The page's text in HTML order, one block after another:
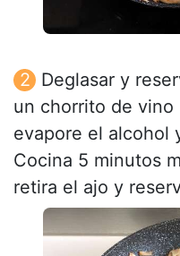
Deglasar y
un chorrito de vino
evapore el alcohol
Cocina 5 minutos
retira el ajo y